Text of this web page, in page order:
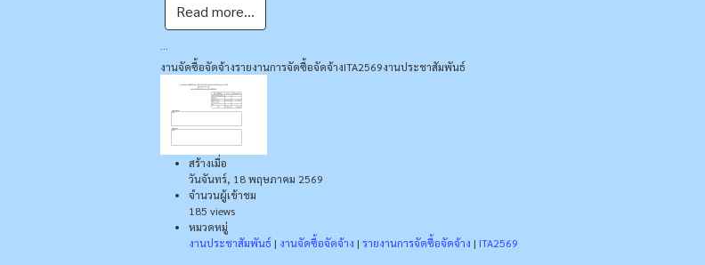
Read more...
งานจัดซื้อจัดจ้างรายงานการจัดซื้อจัดจ้างITA2569งานประชาสัมพันธ์
สร้างเมื่อ
วันจันทร์, 18 พฤษภาคม 2569
จำนวนผู้เข้าชม
185 views
หมวดหมู่
งานประชาสัมพันธ์ | งานจัดซื้อจัดจ้าง | รายงานการจัดซื้อจัดจ้าง | ITA2569